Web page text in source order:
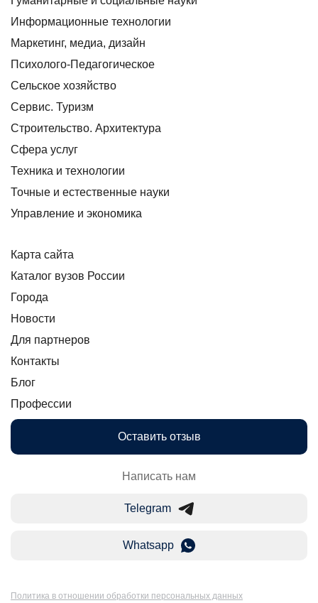
Информационные технологии
Маркетинг, медиа, дизайн
Психолого-Педагогическое
Сельское хозяйство
Сервис. Туризм
Строительство. Архитектура
Сфера услуг
Техника и технологии
Точные и естественные науки
Управление и экономика
Карта сайта
Каталог вузов России
Города
Новости
Для партнеров
Контакты
Блог
Профессии
Оставить отзыв
Написать нам
Telegram
Whatsapp
Политика в отношении обработки персональных данных